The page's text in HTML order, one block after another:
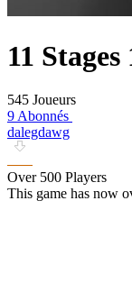
11
545 Joueurs
9 Abonnés
dalegdawg
Over 500 Players
This game has now